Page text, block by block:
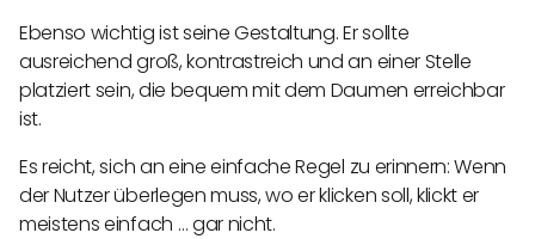
Ebenso wichtig ist seine Gestaltung. Er sollte
ausreichend groß, kontrastreich und an einer Stelle
platziert sein, die bequem mit dem Daumen erreichbar
ist.
Es reicht, sich an eine einfache Regel zu erinnern: Wenn
der Nutzer überlegen muss, wo er klicken soll, klickt er
meistens einfach … gar nicht.